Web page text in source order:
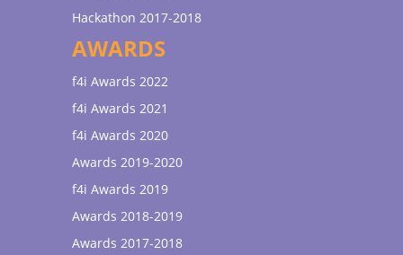
Hackathon 2017-2018
AWARDS
f4i Awards 2022
f4i Awards 2021
f4i Awards 2020
Awards 2019-2020
f4i Awards 2019
Awards 2018-2019
Awards 2017-2018